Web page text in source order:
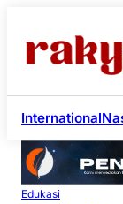
International
Edukasi